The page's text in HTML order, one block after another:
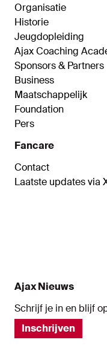
Organisatie
Historie
Jeugdopleiding
Ajax Coaching
Sponsors & Partners
Business
Maatschappelijk
Foundation
Pers
Fancare
Contact
Laatste updates via
Ajax Nieuws
Schrijf je in en blijf
Inschrijven